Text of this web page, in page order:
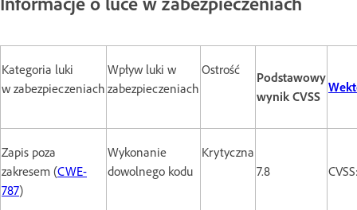
Kategoria luki
w zabezpieczeniach
Wpływ luki w
zabezpieczeniach
Ostrość
Podstawowy
wynik CVSS
Zapis poza
zakresem (CWE-
787)
Wykonanie
dowolnego kodu
Krytyczna
7.8